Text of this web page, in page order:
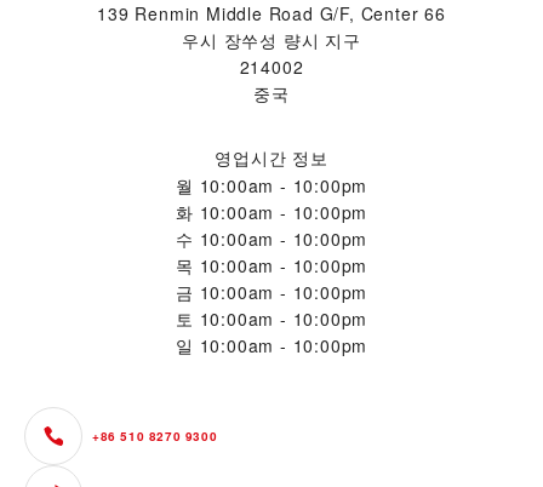
139 Renmin Middle Road G/F, Center 66
우시 장쑤성 량시 지구
214002
중국
영업시간 정보
월 10:00am - 10:00pm
화 10:00am - 10:00pm
수 10:00am - 10:00pm
목 10:00am - 10:00pm
금 10:00am - 10:00pm
토 10:00am - 10:00pm
일 10:00am - 10:00pm
+86 510 8270 9300